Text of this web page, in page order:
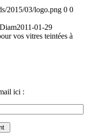
2015/03/logo.png 0 0
2011-01-29
vos vitres teintées à
ici :